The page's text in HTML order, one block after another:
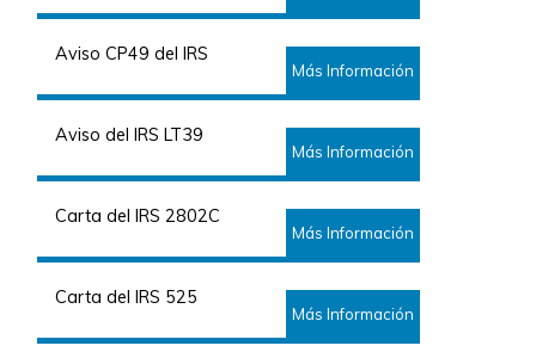
Aviso CP49 del IRS
Más Información
Aviso del IRS LT39
Más Información
Carta del IRS 2802C
Más Información
Carta del IRS 525
Más Información